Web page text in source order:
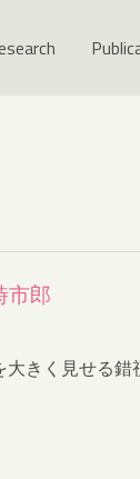
市郎
きく見せる